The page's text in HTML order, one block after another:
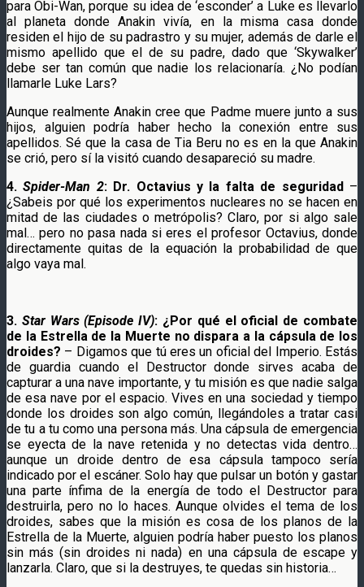
para Obi-Wan, porque su idea de ‘esconder’ a Luke es llevarlo
al planeta donde Anakin vivía, en la misma casa donde
residen el hijo de su padrastro y su mujer, además de darle el
mismo apellido que el de su padre, dado que ‘Skywalker’
debe ser tan común que nadie los relacionaría. ¿No podían
llamarle Luke Lars?
Aunque realmente Anakin cree que Padme muere junto a sus
hijos, alguien podría haber hecho la conexión entre sus
apellidos. Sé que la casa de Tia Beru no es en la que Anakin
se crió, pero sí la visitó cuando desapareció su madre.
4.Spider-Man 2: Dr. Octavius y la falta de seguridad–
¿Sabeis por qué los experimentos nucleares no se hacen en
mitad de las ciudades o metrópolis? Claro, por si algo sale
mal… pero no pasa nada si eres el profesor Octavius, donde
directamente quitas de la equación la probabilidad de que
algo vaya mal.
3. Star Wars (Episode IV): ¿Por qué el oficial de combate
de la Estrella de la Muerte no dispara a la cápsula de los
droides? – Digamos que tú eres un oficial del Imperio. Estás
de guardia cuando el Destructor donde sirves acaba de
capturar a una nave importante, y tu misión es que nadie salga
de esa nave por el espacio. Vives en una sociedad y tiempo
donde los droides son algo común, llegándoles a tratar casi
de tu a tu como una persona más. Una cápsula de emergencia
se eyecta de la nave retenida y no detectas vida dentro…
aunque un droide dentro de esa cápsula tampoco sería
indicado por el escáner. Solo hay que pulsar un botón y gastar
una parte ínfima de la energía de todo el Destructor para
destruirla, pero no lo haces. Aunque olvides el tema de los
droides, sabes que la misión es cosa de los planos de la
Estrella de la Muerte, alguien podría haber puesto los planos
sin más (sin droides ni nada) en una cápsula de escape y
lanzarla. Claro, que si la destruyes, te quedas sin historia…